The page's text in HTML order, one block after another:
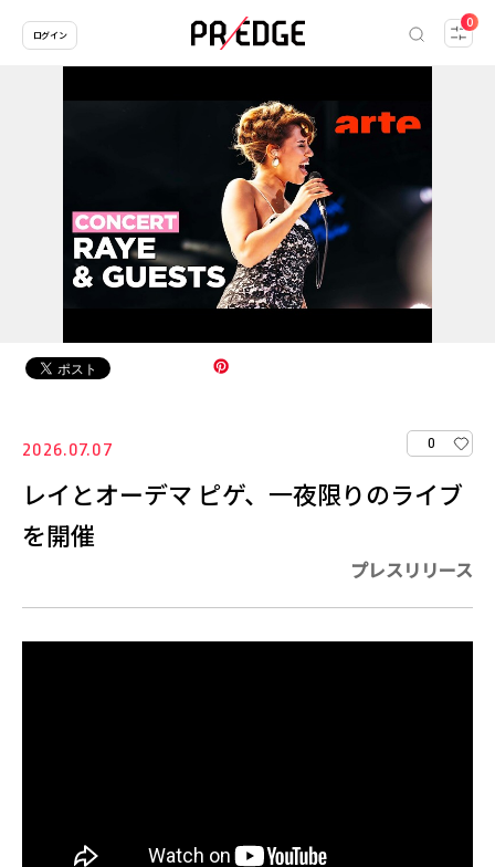
0
ログイン
2026.07.07 0
レイとオーデマ ピゲ、一夜限りのライブ
を開催
プレスリリース